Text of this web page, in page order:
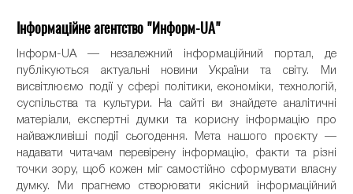
Інформаційне агентство "Информ-UA"
Інформ-UA — незалежний інформаційний портал, де
публікуються актуальні новини України та світу. Ми
висвітлюємо події у сфері політики, економіки, технологій,
суспільства та культури. На сайті ви знайдете аналітичні
матеріали, експертні думки та корисну інформацію про
найважливіші події сьогодення. Мета нашого проєкту —
надавати читачам перевірену інформацію, факти та різні
точки зору, щоб кожен міг самостійно сформувати власну
думку. Ми прагнемо створювати якісний інформаційний